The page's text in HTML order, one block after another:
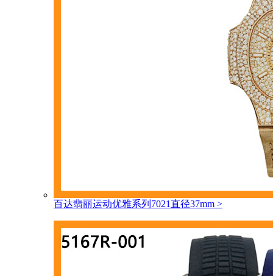
百达翡丽运动优雅系列7021直径37mm >